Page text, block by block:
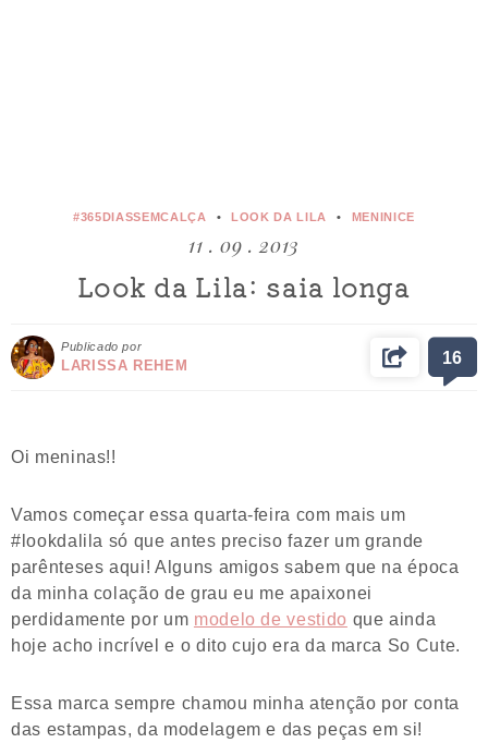
#365DIASSEMCALÇA LOOK DA LILA MENINICE
11 . 09 . 2013
Look da Lila: saia longa
Publicado por
LARISSA REHEM 16
Oi meninas!!
Vamos começar essa quarta-feira com mais um
#lookdalila só que antes preciso fazer um grande
parênteses aqui! Alguns amigos sabem que na época
da minha colação de grau eu me apaixonei
perdidamente por um modelo de vestido que ainda
hoje acho incrível e o dito cujo era da marca So Cute.
Essa marca sempre chamou minha atenção por conta
das estampas, da modelagem e das peças em si!